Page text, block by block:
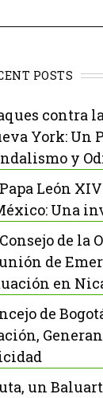
POSTS
contra
York: Un
y
León
Una
de la
de
en
de
un